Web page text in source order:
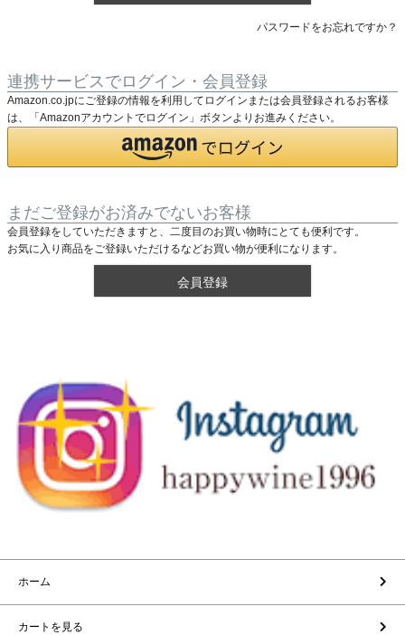
パスワードをお忘れですか？
連携サービスでログイン・会員登録
Amazon.co.jpにご登録の情報を利用してログインまたは会員登録されるお客様
は、「Amazonアカウントでログイン」ボタンよりお進みください。
まだご登録がお済みでないお客様
会員登録をしていただきますと、二度目のお買い物時にとても便利です。
お気に入り商品をご登録いただけるなどお買い物が便利になります。
会員登録
ホーム
カートを見る